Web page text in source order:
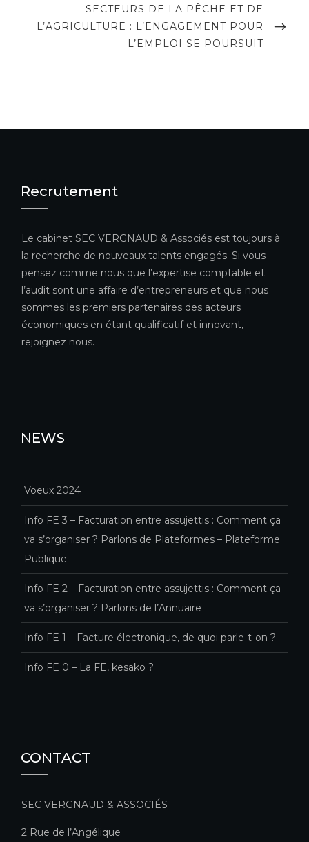
NEXT
POST
SECTEURS DE LA PÊCHE ET DE
L’AGRICULTURE : L’ENGAGEMENT POUR
L’EMPLOI SE POURSUIT
Recrutement
Le cabinet SEC VERGNAUD & Associés est toujours à
la recherche de nouveaux talents engagés. Si vous
pensez comme nous que l’expertise comptable et
l’audit sont une affaire d’entrepreneurs et que nous
sommes les premiers partenaires des acteurs
économiques en étant qualificatif et innovant,
rejoignez nous.
NEWS
Voeux 2024
Info FE 3 – Facturation entre assujettis : Comment ça
va s’organiser ? Parlons de Plateformes – Plateforme
Publique
Info FE 2 – Facturation entre assujettis : Comment ça
va s’organiser ? Parlons de l’Annuaire
Info FE 1 – Facture électronique, de quoi parle-t-on ?
Info FE 0 – La FE, kesako ?
CONTACT
SEC VERGNAUD & ASSOCIÉS
2 Rue de l’Angélique